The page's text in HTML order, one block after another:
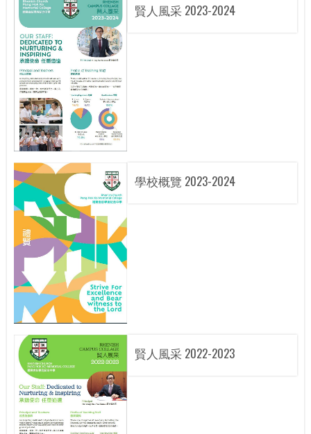
賢人風采 2023-2024
學校概覽 2023-2024
賢人風采 2022-2023